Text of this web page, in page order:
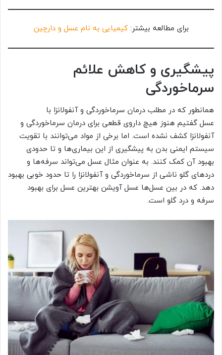
برای مطالعه بیشتر:کیمیایی به نام عسل و دارچین
پیشگیری و کاهش علائم
سرماخوردگی
همانطور که در مطلب درمان سرماخوردگی و آنفولانزا با
عسل گفتیم هنوز هیچ داروی قطعی برای درمان سرماخوردگی و
آنفولانزا کشف نشده است. اما برخی از مواد می‌توانند با تقویت
سیستم ایمنی بدن به پیشگیری از این بیماری‌ها و تا حدودی
بهبود آن کمک کنند. به عنوان مثال عسل می‌تواند سرفه‌ها و
دردهای گلو ناشی از سرماخوردگی و آنفولانزا را تا حدود خوبی بهبود
دهد. که در بین عسل‌ها عسل آویشن بهترین عسل برای بهبود
سرفه و درد گلو است.